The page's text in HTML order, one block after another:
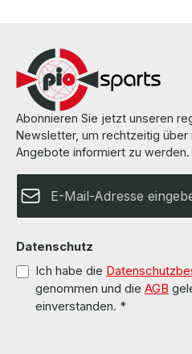
Abonnieren Sie jetzt unseren
Newsletter, um rechtzeitig über
Angebote informiert zu werden.
Datenschutz
Ich habe die
genommen und die AGB
einverstanden. *